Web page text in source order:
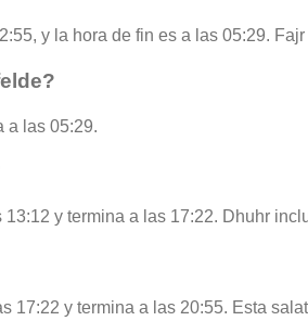
y la hora de fin es a las 05:29.
a las 05:29.
y termina a las 17:22. Dhuhr
17:22 y termina a las 20:55. Esta